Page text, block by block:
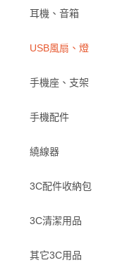
耳機、音箱
USB風扇、燈
手機座、支架
手機配件
繞線器
3C配件收納包
3C清潔用品
其它3C用品